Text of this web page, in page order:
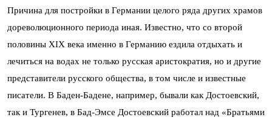
Причина для постройки в Германии целого ряда других храмов
дореволюционного периода иная. Известно, что со второй
половины XIX века именно в Германию ездила отдыхать и
лечиться на водах не только русская аристократия, но и другие
представители русского общества, в том числе и известные
писатели. В Баден-Бадене, например, бывали как Достоевский,
так и Тургенев, в Бад-Эмсе Достоевский работал над «Братьями